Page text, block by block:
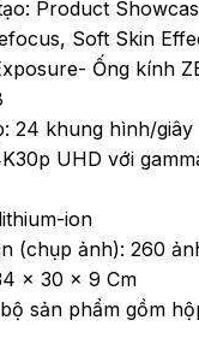
Product
Soft Skin
Ống kính
24 khung hình/giây
UHD với
ion
(chụp ảnh): 260
x 30 x 9 Cm
sản phẩm gồm